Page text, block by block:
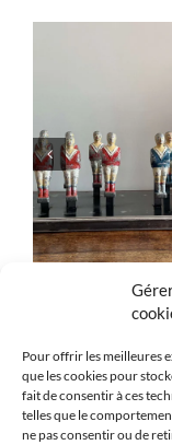
Pour offrir les meilleures
que les cookies pour
fait de consentir à ces
telles que le
ne pas consentir ou de
Hache